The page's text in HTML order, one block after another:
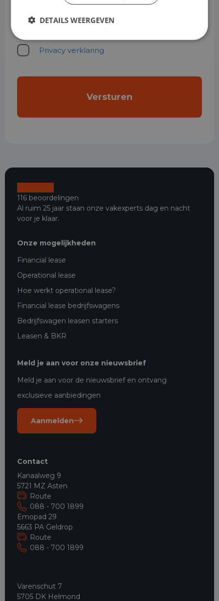
Privacystatement
Privacy verklaring
116 beoordelingen
Al ruim 25 jaar staan onze vakexperts dag en nacht
voor je klaar.
Onze mogelijkheden
Financial lease
Operational lease
Hoe werkt operational lease?
Financial lease bedrijfswagens
Bedrijfswagen leasen starters
Leasen & BKR
Meld je aan voor onze nieuwsbrief
Meld je aan voor de nieuwsbrief en ontvang
exclusieve aanbiedingen
Aanmelden
Contact
Kanaalweg 9
5721 MZ Asten
Route
088 - 700 1899
Emopad 29
5663 PA Geldrop
Route
088 - 700 1899
Varenschut 7
5705 DK Helmond
DETAILS WEERGEVEN